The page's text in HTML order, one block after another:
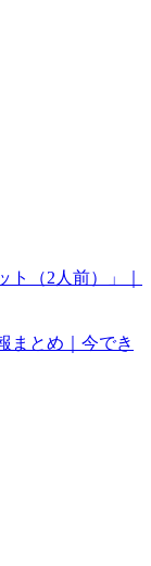
ト（2人前）」｜
まとめ｜今でき